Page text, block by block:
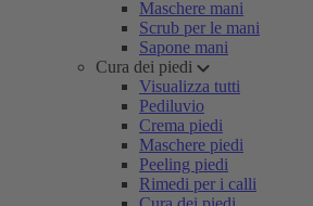
Maschere mani
Scrub per le mani
Sapone mani
Cura dei piedi
Visualizza tutti
Pediluvio
Crema piedi
Maschere piedi
Peeling piedi
Rimedi per i calli